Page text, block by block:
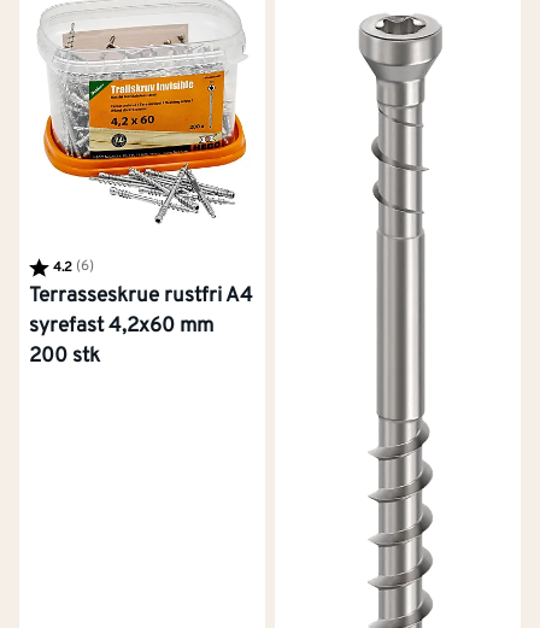
Karakter:
4.2(6)av 5 mulige
Terrasseskrue rustfri A4
syrefast 4,2x60 mm
200 stk